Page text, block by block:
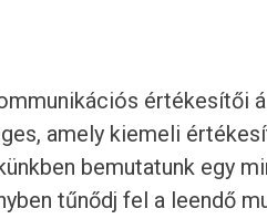
értékesítői
amely kiemeli
bemutatunk egy
tűnődj fel a leendő